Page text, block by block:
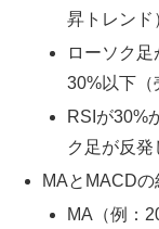
昇トレンド
ローソク
30%以下（
RSIが30%
ク足が反発
MAとMACDの
MA（例：